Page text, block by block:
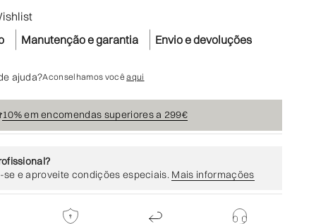
Manutenção e garantia Envio e devoluções
ajuda?Aconselhamos vocêaqui
10% em encomendas superiores a 299€
se e aproveite condições especiais. Mais informações